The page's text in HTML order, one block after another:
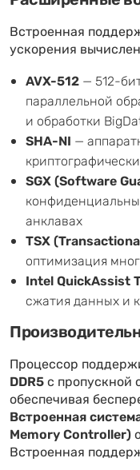
Встроенная
ускорения
AVX-512 — 512-
параллельной
и обработки
SHA-NI —
SGX (Software
анклавах
TSX
оптимизация
Intel QuickAssist
сжатия данных и
Процессор
DDR5с пропускной
обеспечивая
Встроенная
Memory Controller)
Встроенная